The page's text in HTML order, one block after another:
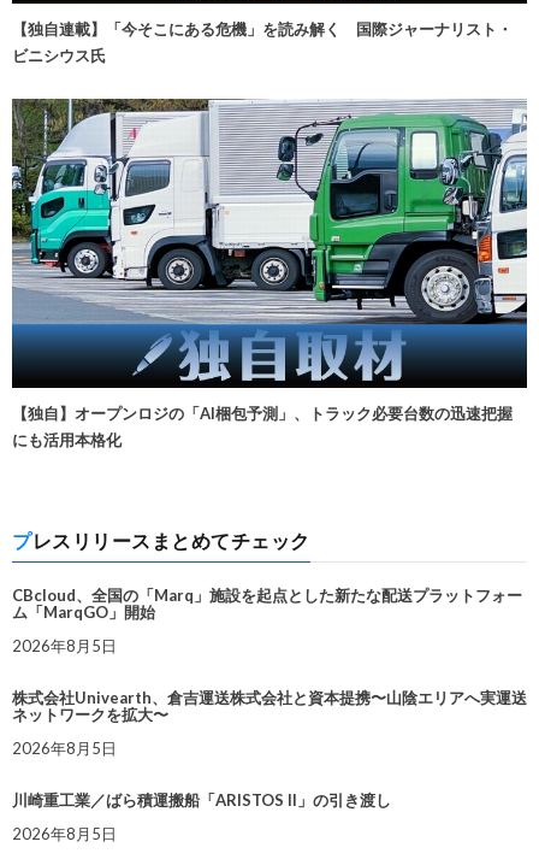
【独自連載】「今そこにある危機」を読み解く 国際ジャーナリスト・
ビニシウス氏
【独自】オープンロジの「AI梱包予測」、トラック必要台数の迅速把握
にも活用本格化
プレスリリースまとめてチェック
CBcloud、全国の「Marq」施設を起点とした新たな配送プラットフォー
ム「MarqGO」開始
2026年8月5日
株式会社Univearth、倉吉運送株式会社と資本提携〜山陰エリアへ実運送
ネットワークを拡大〜
2026年8月5日
川崎重工業／ばら積運搬船「ARISTOS II」の引き渡し
2026年8月5日